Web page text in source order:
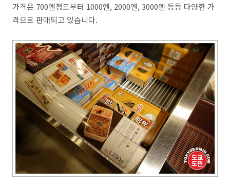
가격은 700엔정도부터 1000엔, 2000엔, 3000엔 등등 다양한 가
격으로 판매되고 있습니다.